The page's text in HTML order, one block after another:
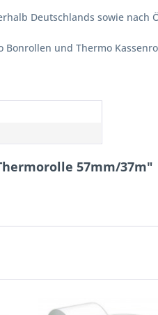
Deutschlands sowie nach
und Thermo
57mm/37m"